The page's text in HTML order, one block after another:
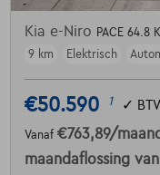
Kia e-Niro PACE 64.8
9 km
Elektrisch
€50.590 1 ✓
Vanaf €763,89/
maandaflossing van